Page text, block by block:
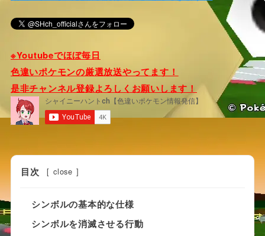
※Youtubeでほぼ毎日
色違いポケモンの厳選放送やってます！
是非チャンネル登録よろしくお願いします！
目次 [ close ]
シンボルの基本的な仕様
シンボルを消滅させる行動